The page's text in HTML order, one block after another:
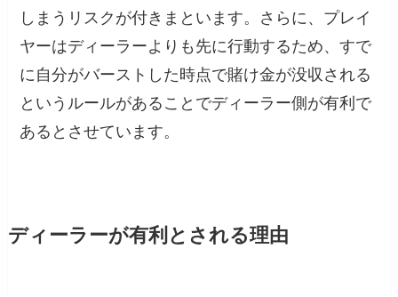
しまうリスクが付きまといます。さらに、プレイ
ヤーはディーラーよりも先に行動するため、すで
に自分がバーストした時点で賭け金が没収される
というルールがあることでディーラー側が有利で
あるとさせています。
ディーラーが有利とされる理由